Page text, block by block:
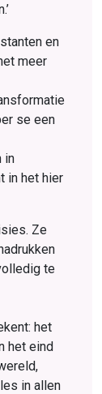
en
meer
se een
in
in het hier
Ze
te
het
het eind
in allen